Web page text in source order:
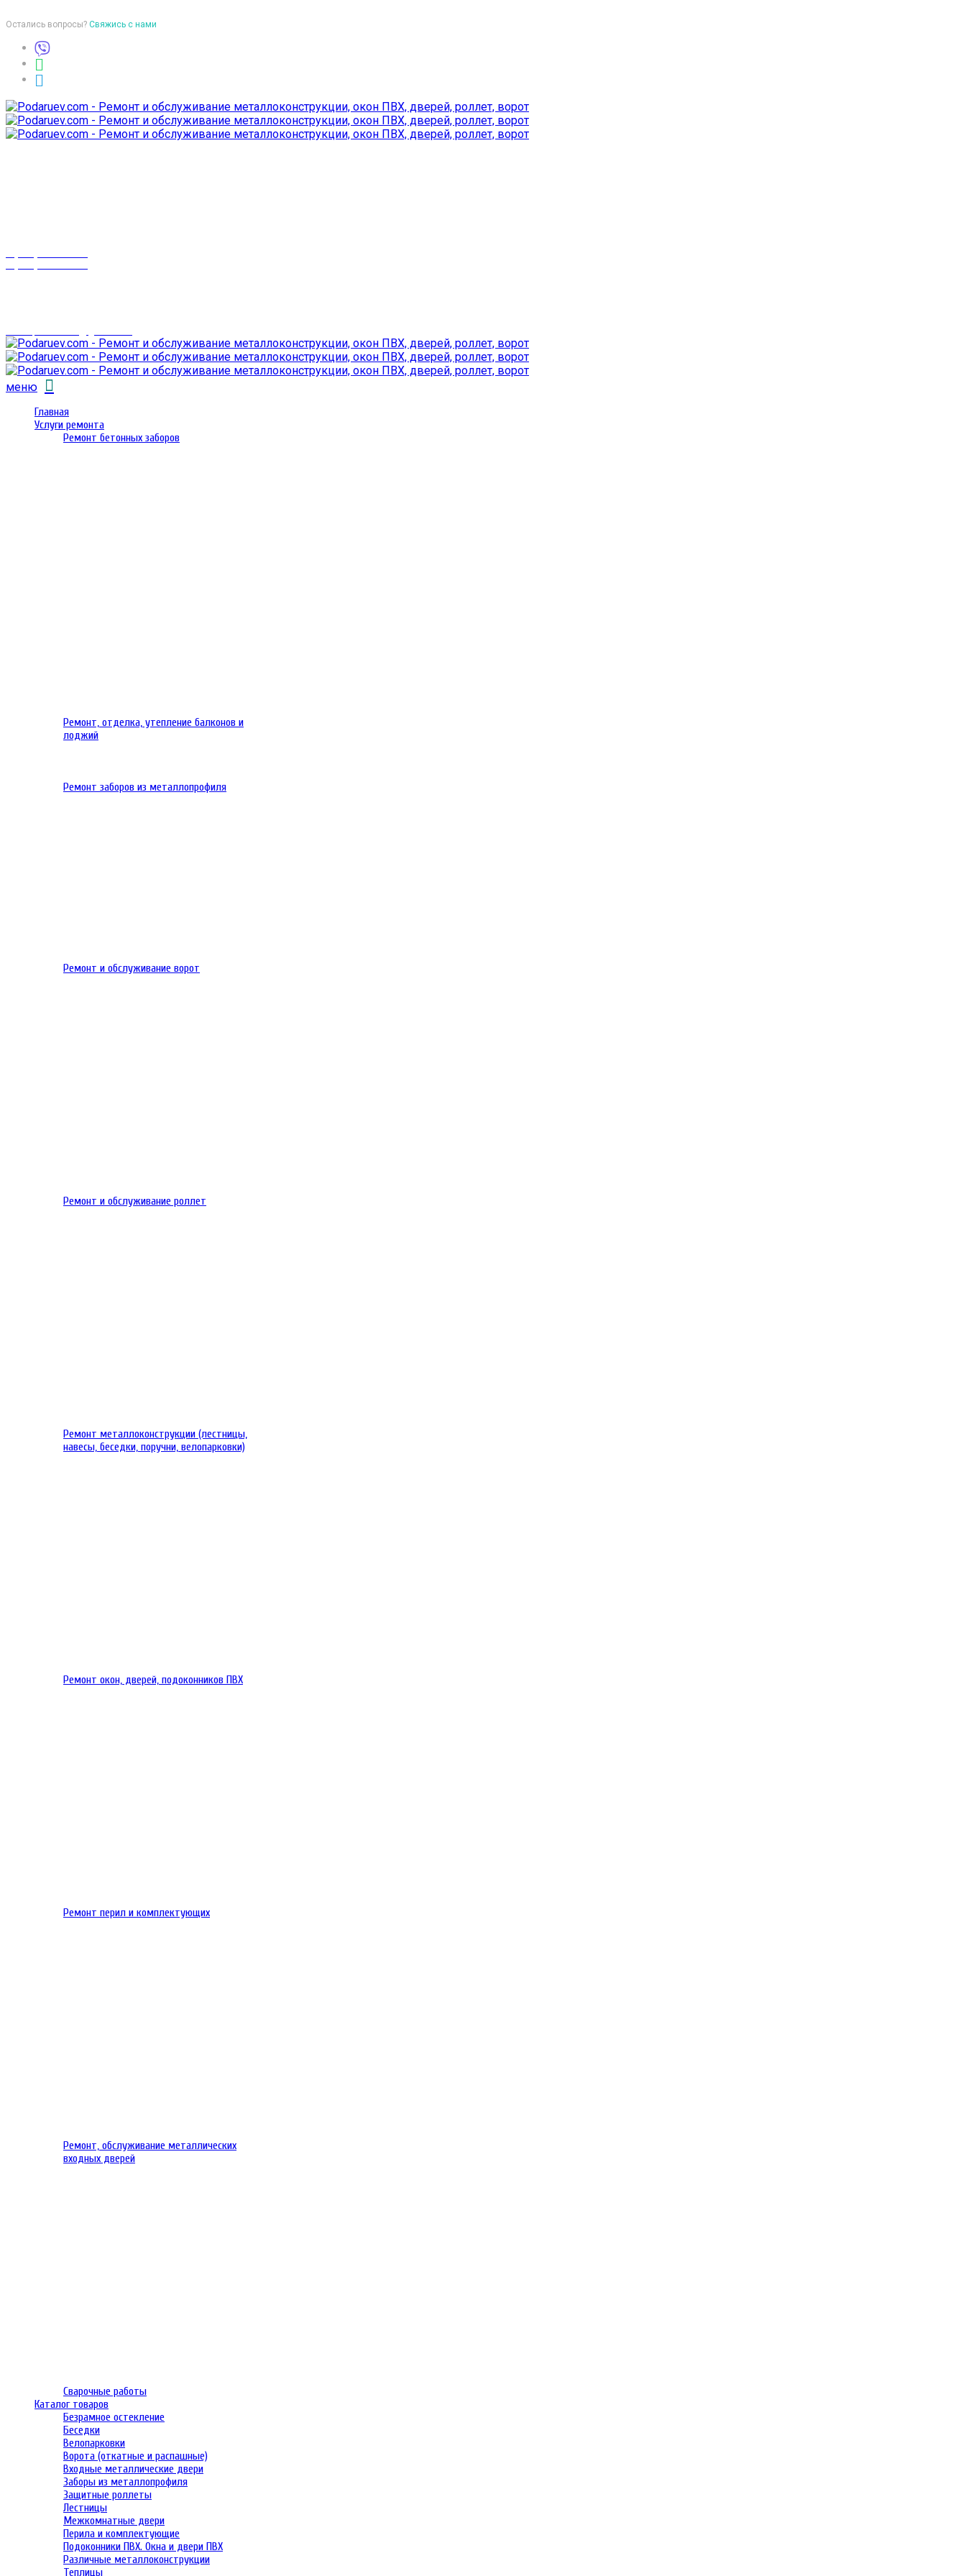
Остались вопросы? Свяжись с нами
меню
Главная
Услуги ремонта
Ремонт бетонных заборов
Ремонт, отделка, утепление балконов и
лоджий
Ремонт заборов из металлопрофиля
Ремонт и обслуживание ворот
Ремонт и обслуживание роллет
Ремонт металлоконструкции (лестницы,
навесы, беседки, поручни, велопарковки)
Ремонт окон, дверей, подоконников ПВХ
Ремонт перил и комплектующих
Ремонт, обслуживание металлических
входных дверей
Сварочные работы
Каталог товаров
Безрамное остекление
Беседки
Велопарковки
Ворота (откатные и распашные)
Входные металлические двери
Заборы из металлопрофиля
Защитные роллеты
Лестницы
Межкомнатные двери
Перила и комплектующие
Подоконники ПВХ. Окна и двери ПВХ
Различные металлоконструкции
Теплицы